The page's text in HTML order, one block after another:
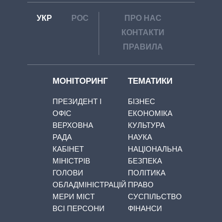
УКР РОС
ПРО НАС
КОНТАКТИ
ПРАВИЛА
МОНІТОРИНГ
ПРЕЗИДЕНТ І
ОФІС
ВЕРХОВНА
РАДА
КАБІНЕТ
МІНІСТРІВ
ГОЛОВИ
ОБЛАДМІНІСТРАЦІЙ
МЕРИ МІСТ
ВСІ ПЕРСОНИ
ТЕМАТИКИ
БІЗНЕС
ЕКОНОМІКА
КУЛЬТУРА
НАУКА
НАЦІОНАЛЬНА
БЕЗПЕКА
ПОЛІТИКА
ПРАВО
СУСПІЛЬСТВО
ФІНАНСИ